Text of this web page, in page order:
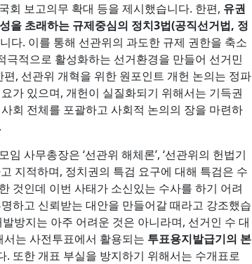
회 보고의무 확대 등을 제시했습니다. 한편, 유권
을 초래하는 규제중심의 정치3법(공직선거법, 정
다. 이를 통해 선관위의 과도한 규제 권한을 축소
적으로 활성화하는 선거환경을 만들어 선거민
, 선관위 개혁을 위한 원포인트 개헌 논의는 정파
가 있으며, 개헌이 실질화되기 위해서는 기득권
회 전체를 포괄하고 사회적 논의의 장을 마련하
사무총장은 ‘선관위 해체론’, ‘선관위의 헌법기
지적하며, 정치권의 특검 요구에 대해 특검은 수
것인데 이번 사태가 소신있는 수사를 하기 어려
하고 신뢰받는 대안을 만들어갈 때라고 강조했습
방지는 아주 어려운 것은 아니라며, 선거인 수 대
는 사전투표에서 활용되는 투표용지발급기의 본
또한 개표 부실을 방지하기 위해서는 수개표로